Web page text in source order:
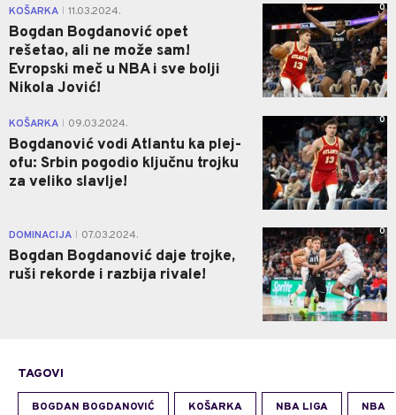
KOŠARKA 11.03.2024.
Bogdan Bogdanović opet
rešetao, ali ne može sam!
Evropski meč u NBA i sve bolji
Nikola Jović!
0
KOŠARKA 09.03.2024.
Bogdanović vodi Atlantu ka plej-
ofu: Srbin pogodio ključnu trojku
za veliko slavlje!
0
DOMINACIJA 07.03.2024.
Bogdan Bogdanović daje trojke,
ruši rekorde i razbija rivale!
0
TAGOVI
BOGDAN BOGDANOVIĆ KOŠARKA NBA LIGA NBA